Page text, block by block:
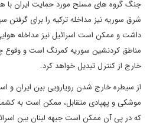
جنگ گروه های مسلح مورد حمایت ایران با
شرق سوریه نیز مداخله ترکیه را برای گرفتن
داشت و ممکن است اسرائیل نیز مداخله
مناطق کردنشین سوریه کمرنگ است و وقوع
خارج از کنترل تبدیل خواهد کرد.
از سیطره خارج شدن رویارویی بین ایران و
موشکی و پهپادی متقابل، ممکن است به
که در پی آن ممکن است جبهه لبنان بین